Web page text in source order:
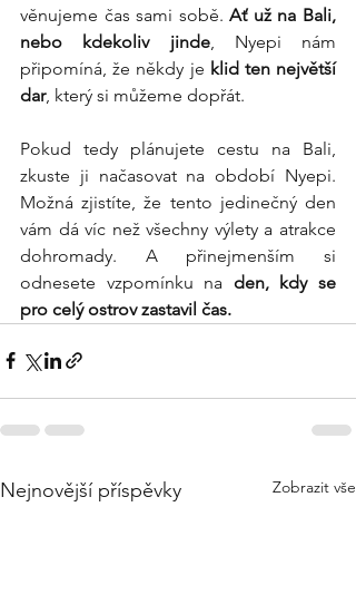
věnujeme čas sami sobě. Ať už na Bali,
nebo kdekoliv jinde, Nyepi nám
připomíná, že někdy je klid ten největší
dar, který si můžeme dopřát.
Pokud tedy plánujete cestu na Bali,
zkuste ji načasovat na období Nyepi.
Možná zjistíte, že tento jedinečný den
vám dá víc než všechny výlety a atrakce
dohromady. A přinejmenším si
odnesete vzpomínku na den, kdy se
pro celý ostrov zastavil čas.
Nejnovější příspěvky Zobrazit vše